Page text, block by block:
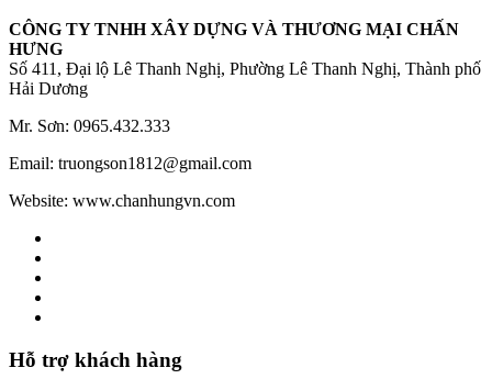
CÔNG TY TNHH XÂY DỰNG VÀ THƯƠNG MẠI CHẤN
HƯNG
Số 411, Đại lộ Lê Thanh Nghị, Phường Lê Thanh Nghị, Thành phố
Hải Dương
Mr. Sơn: 0965.432.333
Email: truongson1812@gmail.com
Website: www.chanhungvn.com
Hỗ trợ khách hàng